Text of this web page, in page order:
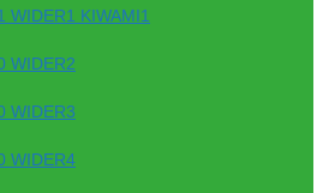
WIDER1 KIWAMI1
WIDER2
WIDER3
WIDER4